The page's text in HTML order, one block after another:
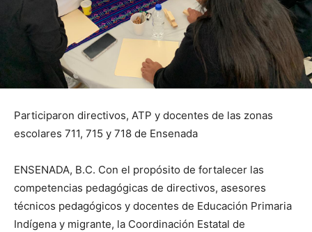
Participaron directivos, ATP y docentes de las zonas
escolares 711, 715 y 718 de Ensenada
ENSENADA, B.C. Con el propósito de fortalecer las
competencias pedagógicas de directivos, asesores
técnicos pedagógicos y docentes de Educación Primaria
Indígena y migrante, la Coordinación Estatal de